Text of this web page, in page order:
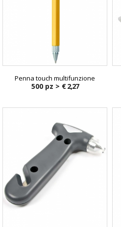
Penna touch multifunzione
500 pz > € 2,27